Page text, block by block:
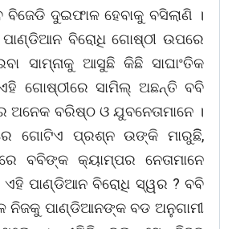
ବିଜେଡି ଦୁଇଫାଳ ହେବାକୁ ବସିଲାଣି ।
ପାଣ୍ଡିଆନ ବିରୋଧି ଗୋଷ୍ଠୀ ଉପରେ
ସାମ୍ନାକୁ ଆସୁଛି କିଛି ସାଘାଂତିକ
ଗୋଷ୍ଠୀରେ ସାମିଲ୍ ଅଛନ୍ତି ବବି
ଅନେକ ବରିଷ୍ଠ ଓ ଯୁବନେତାମାନେ ।
ଗୋଟିଏ ପ୍ରଶ୍ନ ଉଙ୍କି ମାରୁଛିି,
ବବିଙ୍କ କ୍ୟାମ୍ପର ନେତାମାନେ
ଏହି ପାଣ୍ଡିଆନ ବିରୋଧି ସ୍ୱର ? ବବି
ନିଜକୁ ପାଣ୍ଡିଆନଙ୍କ ବଡ ଅନୁଗାମୀ